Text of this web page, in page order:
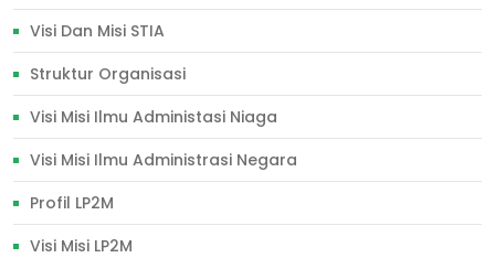
Visi Dan Misi STIA
Struktur Organisasi
Visi Misi Ilmu Administasi Niaga
Visi Misi Ilmu Administrasi Negara
Profil LP2M
Visi Misi LP2M